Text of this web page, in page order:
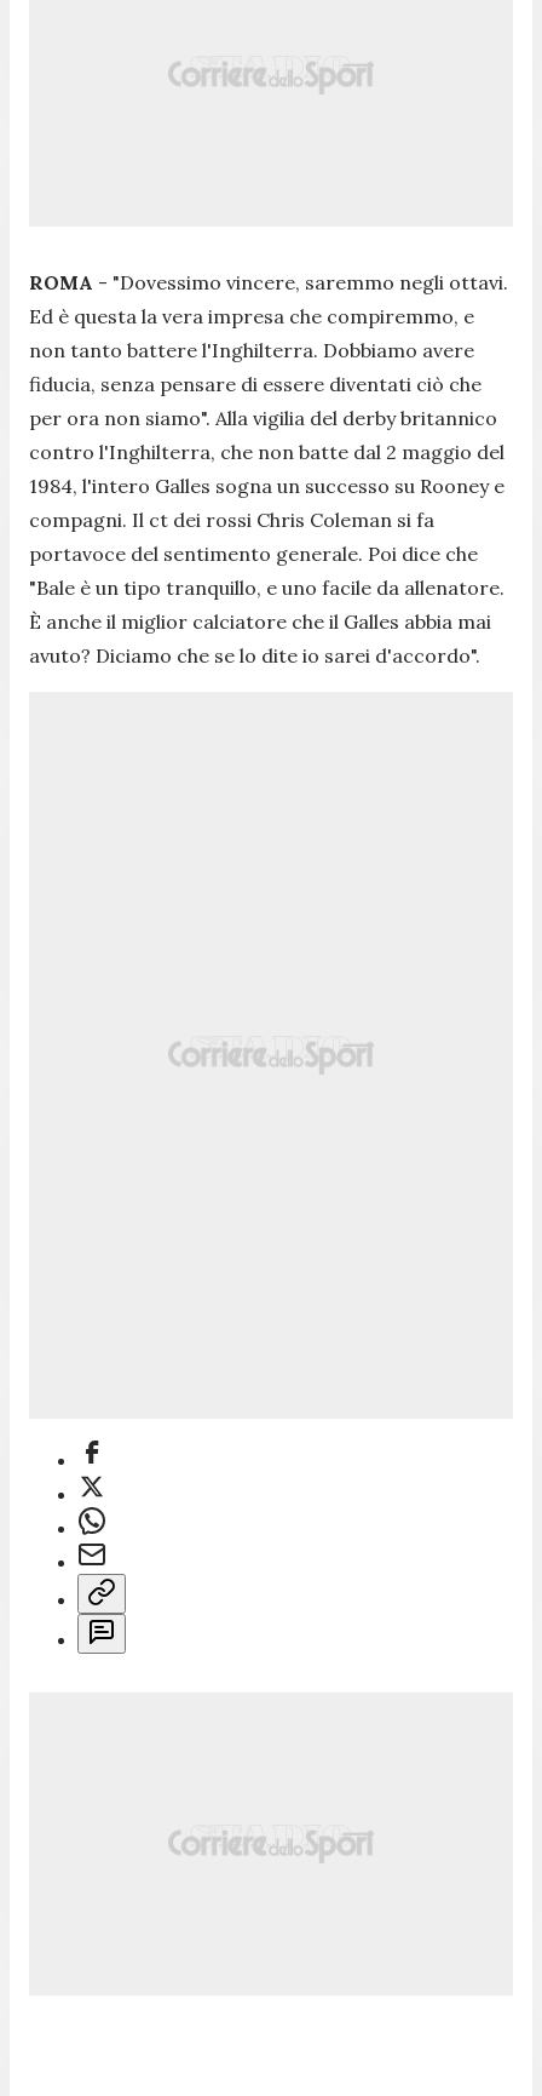
ROMA - "Dovessimo vincere, saremmo negli ottavi.
Ed è questa la vera impresa che compiremmo, e
non tanto battere l'Inghilterra. Dobbiamo avere
fiducia, senza pensare di essere diventati ciò che
per ora non siamo". Alla vigilia del derby britannico
contro l'Inghilterra, che non batte dal 2 maggio del
1984, l'intero Galles sogna un successo su Rooney e
compagni. Il ct dei rossi Chris Coleman si fa
portavoce del sentimento generale. Poi dice che
"Bale è un tipo tranquillo, e uno facile da allenatore.
È anche il miglior calciatore che il Galles abbia mai
avuto? Diciamo che se lo dite io sarei d'accordo".